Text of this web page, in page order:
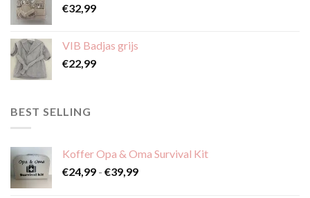
productpagina
€32,99
VIB Badjas grijs
€22,99
BEST SELLING
Koffer Opa & Oma Survival Kit
€24,99 - €39,99Prijsklasse: